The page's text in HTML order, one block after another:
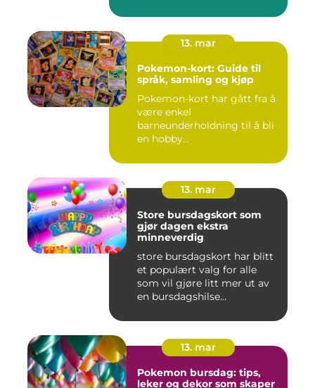
13. mar
Pokemon-kort: Guide til
språk, samling og kjøp
Pokemon-kort har gått fra å
være enkel
barneunderholdning til å bli
en hobby...
13. mar
Store bursdagskort som
gjør dagen ekstra
minneverdig
store bursdagskort har blitt
et populært valg for alle
som vil gjøre litt mer ut av
en bursdagshilse...
13. mar
Pokemon bursdag: tips,
leker og dekor som skaper